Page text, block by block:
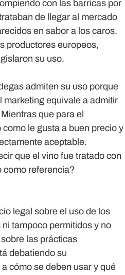
con las barricas por
de llegar al mercado
en sabor a los caros.
productores europeos,
su uso.
admiten su uso porque
marketing equivale a admitir
que para el
le gusta a buen precio y
aceptable.
que el vino fue tratado con
como referencia?
legal sobre el uso de los
tampoco permitidos y no
las prácticas
debatiendo su
cómo se deben usar y qué